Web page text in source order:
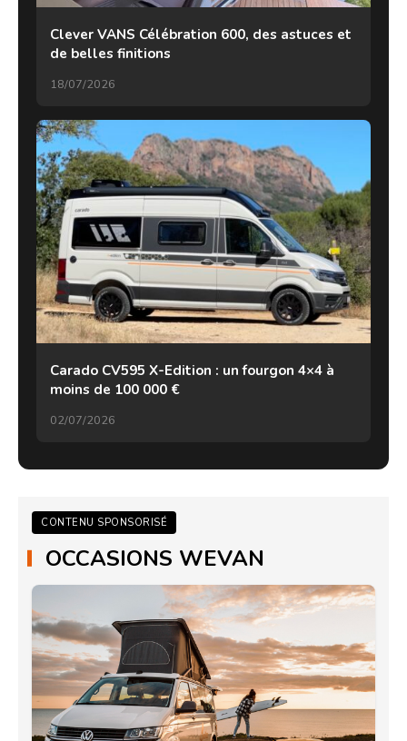
Clever VANS Célébration 600, des astuces et
de belles finitions
18/07/2026
Carado CV595 X-Edition : un fourgon 4×4 à
moins de 100 000 €
02/07/2026
CONTENU SPONSORISÉ
OCCASIONS WEVAN